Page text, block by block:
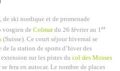
de ski nordique et de promenade
vosgien de Colmardu 26 février au 1 er
(Suisse). Ce court séjour hivernal se
la station de sports d’hiver des
sur les pistes du col des Mosses
fera en autocar. Le nombre de places